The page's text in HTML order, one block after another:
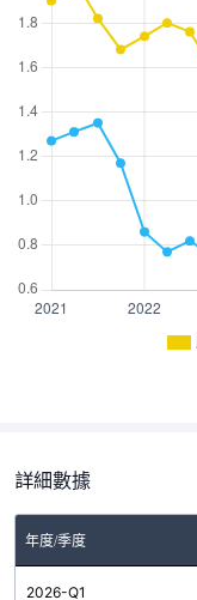
詳細數據
年度/季度
2026-Q1